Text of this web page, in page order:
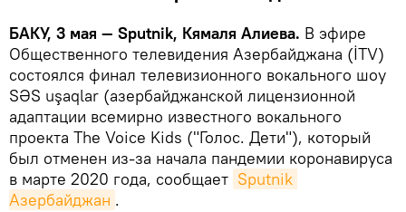
БАКУ, 3 мая — Sputnik, Кямаля Алиева. В эфире
Общественного телевидения Азербайджана (İTV)
состоялся финал телевизионного вокального шоу
SƏS uşaqlar (азербайджанской лицензионной
адаптации всемирно известного вокального
проекта The Voice Kids ("Голос. Дети"), который
был отменен из-за начала пандемии коронавируса
в марте 2020 года, сообщает Sputnik
Азербайджан .